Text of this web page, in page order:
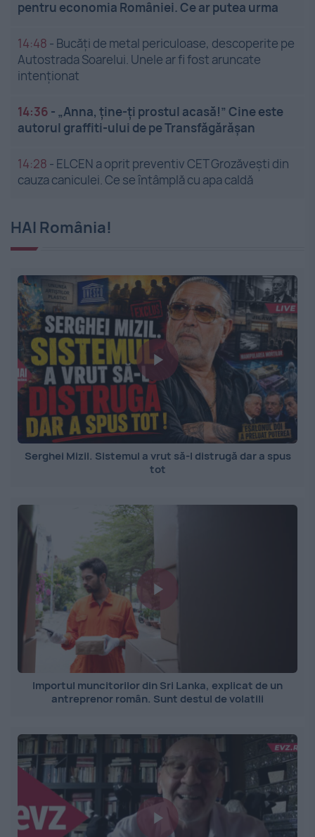
pentru economia României. Ce ar putea urma
14:48 - Bucăți de metal periculoase, descoperite pe
Autostrada Soarelui. Unele ar fi fost aruncate
intenționat
14:36 - „Anna, ține-ți prostul acasă!” Cine este
autorul graffiti-ului de pe Transfăgărășan
14:28 - ELCEN a oprit preventiv CET Grozăveşti din
cauza caniculei. Ce se întâmplă cu apa caldă
HAI România!
Serghei Mizil. Sistemul a vrut să-l distrugă dar a spus
tot
Importul muncitorilor din Sri Lanka, explicat de un
antreprenor român. Sunt destul de volatili